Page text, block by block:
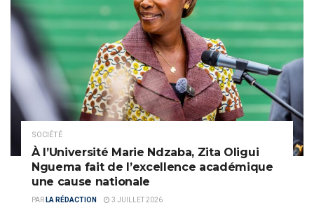
SOCIÉTÉ
À l’Université Marie Ndzaba, Zita Oligui
Nguema fait de l’excellence académique
une cause nationale
PAR LA RÉDACTION 3 JUILLET 2026